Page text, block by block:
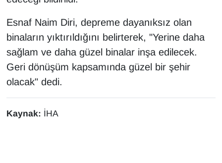
Esnaf Naim Diri, depreme dayanıksız olan
binaların yıktırıldığını belirterek, "Yerine daha
sağlam ve daha güzel binalar inşa edilecek.
Geri dönüşüm kapsamında güzel bir şehir
olacak" dedi.
Kaynak: İHA